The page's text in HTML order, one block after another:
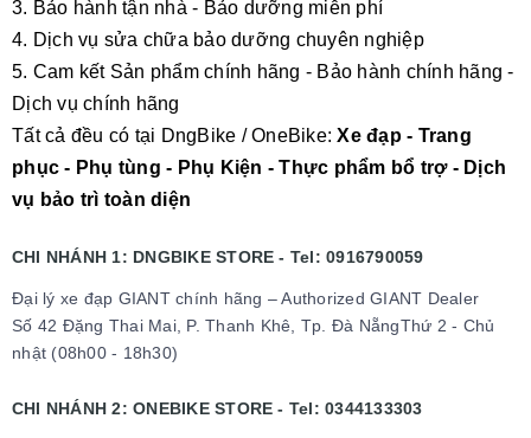
3. Bảo hành tận nhà - Bảo dưỡng miễn phí
4. Dịch vụ sửa chữa bảo dưỡng chuyên nghiệp
5. Cam kết Sản phẩm chính hãng - Bảo hành chính hãng -
Dịch vụ chính hãng
Tất cả đều có tại DngBike / OneBike: Xe đạp - Trang
phục - Phụ tùng - Phụ Kiện - Thực phẩm bổ trợ - Dịch
vụ bảo trì toàn diện
CHI NHÁNH 1: DNGBIKE STORE - Tel: 0916790059
Đại lý xe đạp GIANT chính hãng – Authorized GIANT Dealer
Số 42 Đặng Thai Mai, P. Thanh Khê, Tp. Đà NẵngThứ 2 - Chủ
nhật (08h00 - 18h30)
CHI NHÁNH 2: ONEBIKE STORE - Tel: 0344133303